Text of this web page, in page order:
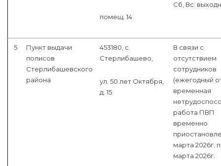
помещ. 14
Сб, Вс:
5
Пункт выдачи
полисов
Стерлибашевского
района
453180, с.
Стерлибашево,
ул. 50 лет Октября,
д. 15
В связи с
отсутствием
сотрудников
(ежегодный
временная
работа ПВП
временно
марта 2026г.
марта 2026г.